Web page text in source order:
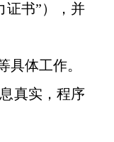
证书”），并
体工作。
真实，程序